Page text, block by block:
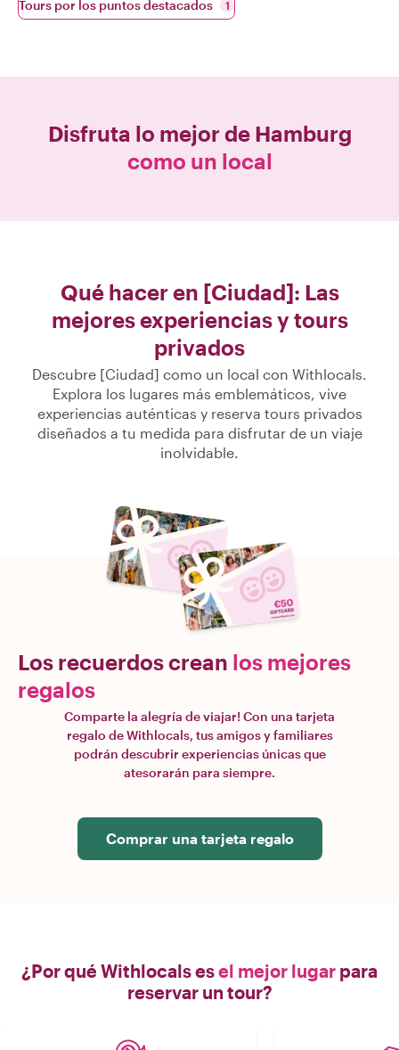
Tours por los puntos destacados 1
Disfruta lo mejor de Hamburg
como un local
Qué hacer en [Ciudad]: Las
mejores experiencias y tours
privados
Descubre [Ciudad] como un local con Withlocals.
Explora los lugares más emblemáticos, vive
experiencias auténticas y reserva tours privados
diseñados a tu medida para disfrutar de un viaje
inolvidable.
Los recuerdos crean los mejores
regalos
Comparte la alegría de viajar! Con una tarjeta
regalo de Withlocals, tus amigos y familiares
podrán descubrir experiencias únicas que
atesorarán para siempre.
Comprar una tarjeta regalo
¿Por qué Withlocals esel mejor lugar para
reservar un tour?